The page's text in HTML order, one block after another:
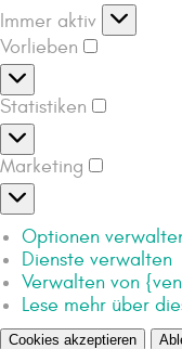
Immer aktiv
Vorlieben
Statistiken
Marketing
Optionen
Dienste verwalten
Verwalten von
Lese mehr über
Cookies akzeptieren